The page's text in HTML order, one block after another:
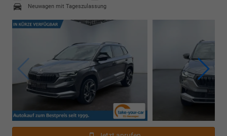
Neuwagen mit Tageszulassung